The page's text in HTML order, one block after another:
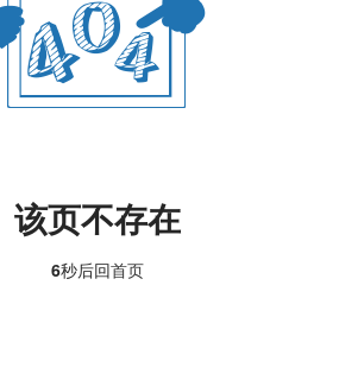
该页不存在
6秒后回首页